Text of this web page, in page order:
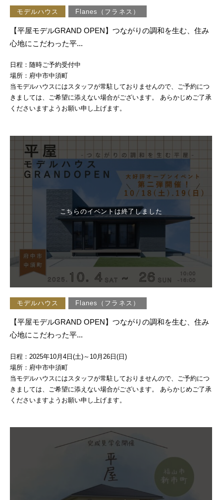
モデルハウス Flanes（フラネス）
【平屋モデルGRAND OPEN】つながりの調和を生む、住み
心地にこだわった平...
日程：随時ご予約受付中
場所：府中市中須町
当モデルハウスにはスタッフが常駐しておりませんので、ご予約につ
きましては、ご希望に添えない場合がございます。 あらかじめご了承
くださいますようお願い申し上げます。
こちらのイベントは終了しました
モデルハウス Flanes（フラネス）
【平屋モデルGRAND OPEN】つながりの調和を生む、住み
心地にこだわった平...
日程：2025年10月4日(土)～10月26日(日)
場所：府中市中須町
当モデルハウスにはスタッフが常駐しておりませんので、ご予約につ
きましては、ご希望に添えない場合がございます。 あらかじめご了承
くださいますようお願い申し上げます。